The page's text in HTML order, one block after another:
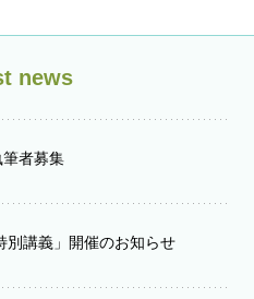
news
者募集
別講義」開催のお知らせ